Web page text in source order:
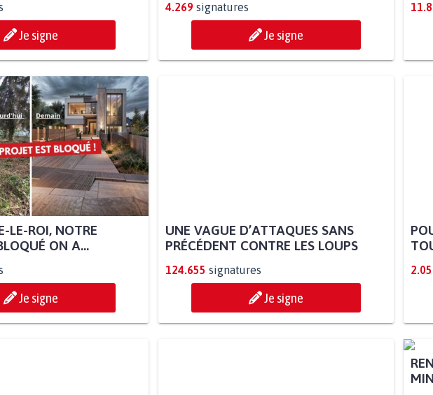
Je signe
4.269 signatures
Je signe
LE-ROI, NOTRE
ON A...
Je signe
UNE VAGUE D’ATTAQUES SANS
PRÉCÉDENT CONTRE LES LOUPS
124.655 signatures
Je signe